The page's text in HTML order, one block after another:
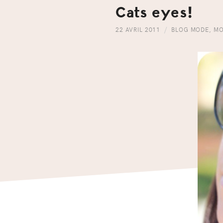
Cats eyes!
22 AVRIL 2011 BLOG MODE